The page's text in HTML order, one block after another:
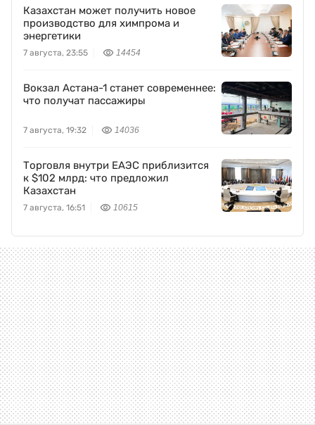
Казахстан может получить новое
производство для химпрома и
энергетики
7 августа, 23:55 14454
Вокзал Астана-1 станет современнее:
что получат пассажиры
7 августа, 19:32 14036
Торговля внутри ЕАЭС приблизится
к $102 млрд: что предложил
Казахстан
7 августа, 16:51 10615